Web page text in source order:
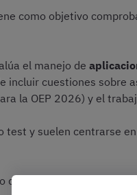
como objetivo
el manejo de
incluir cuestiones sobre
la OEP 2026) y el
test y suelen centrarse
de textos en Word